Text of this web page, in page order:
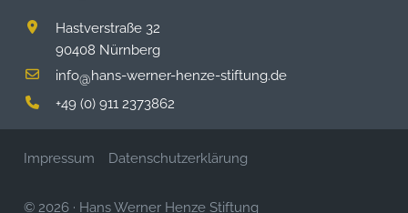
Hastverstraße 32
90408 Nürnberg
info@hans-werner-henze-stiftung.de
+49 (0) 911 2373862
Impressum Datenschutzerklärung
© 2026 · Hans Werner Henze Stiftung